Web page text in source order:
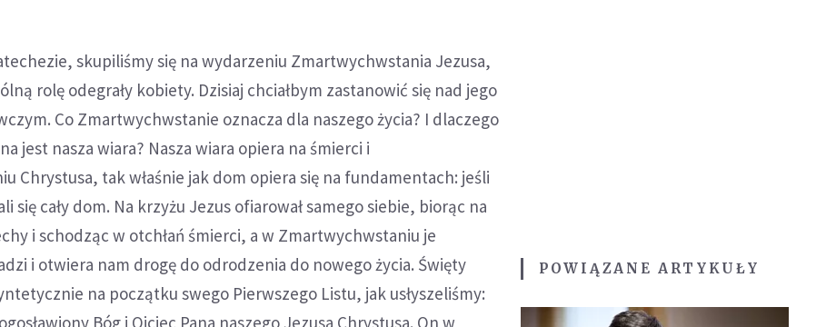
skupiliśmy się na wydarzeniu Zmartwychwstania Jezusa,
rolę odegrały kobiety. Dzisiaj chciałbym zastanowić się nad jego
Co Zmartwychwstanie oznacza dla naszego życia? I dlaczego
jest nasza wiara? Nasza wiara opiera na śmierci i
Chrystusa, tak właśnie jak dom opiera się na fundamentach: jeśli
się cały dom. Na krzyżu Jezus ofiarował samego siebie, biorąc na
i schodząc w otchłań śmierci, a w Zmartwychwstaniu je
i otwiera nam drogę do odrodzenia do nowego życia. Święty
na początku swego Pierwszego Listu, jak usłyszeliśmy:
Bóg i Ojciec Pana naszego Jezusa Chrystusa. On w
POWIĄZANE ARTYKUŁY